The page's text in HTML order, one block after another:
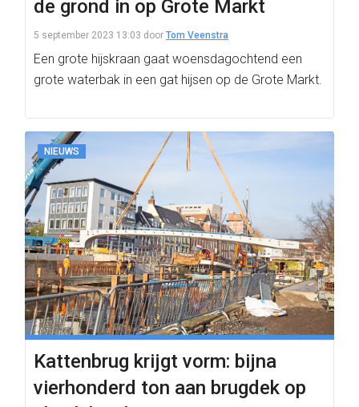
de grond in op Grote Markt
5 september 2023 13:03 door Tom Veenstra
Een grote hijskraan gaat woensdagochtend een
grote waterbak in een gat hijsen op de Grote Markt.
NIEUWS
Kattenbrug krijgt vorm: bijna
vierhonderd ton aan brugdek op